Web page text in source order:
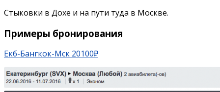
Стыковки в Дохе и на пути туда в Москве.
Примеры бронирования
Екб-Бангкок-Мск 20100₽